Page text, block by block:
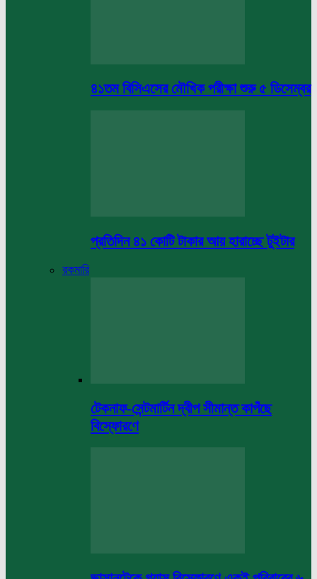
৪১তম বিসিএসের মৌখিক পরীক্ষা শুরু ৫ ডিসেম্বর
প্রতিদিন ৪১ কোটি টাকার আয় হারাচ্ছে টুইটার
রকমারি
টেকনাফ-সেন্টমার্টিন দ্বীপ সীমান্ত কাপঁছে
বিস্ফোরণে